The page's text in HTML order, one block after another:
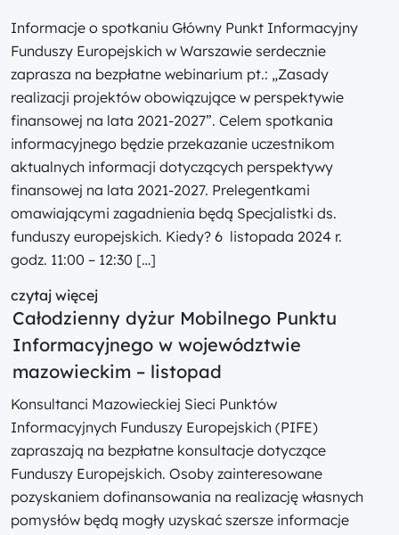
Informacje o spotkaniu Główny Punkt Informacyjny
Funduszy Europejskich w Warszawie serdecznie
zaprasza na bezpłatne webinarium pt.: „Zasady
realizacji projektów obowiązujące w perspektywie
finansowej na lata 2021-2027”. Celem spotkania
informacyjnego będzie przekazanie uczestnikom
aktualnych informacji dotyczących perspektywy
finansowej na lata 2021-2027. Prelegentkami
omawiającymi zagadnienia będą Specjalistki ds.
funduszy europejskich. Kiedy? 6 listopada 2024 r.
godz. 11:00 – 12:30 […]
czytaj więcej
Całodzienny dyżur Mobilnego Punktu
Informacyjnego w województwie
mazowieckim – listopad
Konsultanci Mazowieckiej Sieci Punktów
Informacyjnych Funduszy Europejskich (PIFE)
zapraszają na bezpłatne konsultacje dotyczące
Funduszy Europejskich. Osoby zainteresowane
pozyskaniem dofinansowania na realizację własnych
pomysłów będą mogły uzyskać szersze informacje